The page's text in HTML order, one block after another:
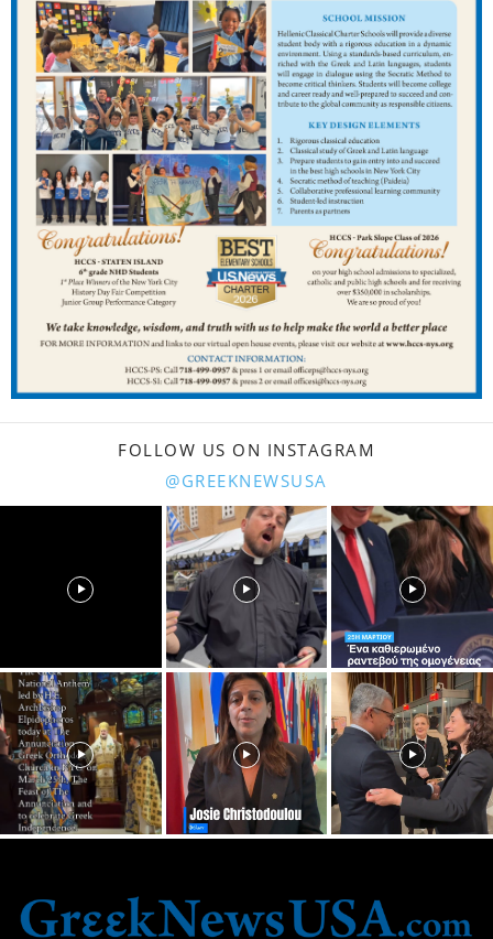
FOLLOW US ON INSTAGRAM
@GREEKNEWSUSA